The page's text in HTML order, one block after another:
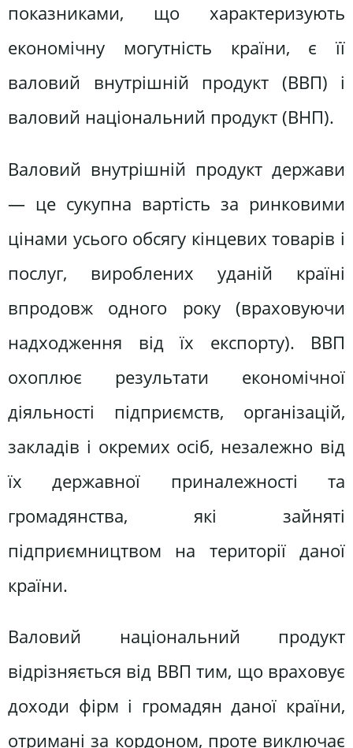
показниками, що характеризують
економічну могутність країни, є її
валовий внутрішній продукт (ВВП) і
валовий національний продукт (ВНП).
Валовий внутрішній продукт держави
— це сукупна вартість за ринковими
цінами усього обсягу кінцевих товарів і
послуг, вироблених уданій країні
впродовж одного року (враховуючи
надходження від їх експорту). ВВП
охоплює результати економічної
діяльності підприємств, організацій,
закладів і окремих осіб, незалежно від
їх державної приналежності та
громадянства, які зайняті
підприємництвом на території даної
країни.
Валовий національний продукт
відрізняється від ВВП тим, що враховує
доходи фірм і громадян даної країни,
отримані за кордоном, проте виключає